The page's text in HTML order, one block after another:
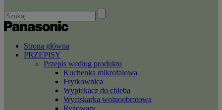
Strona główna
PRZEPISY
Przepis według produktu
Kuchenka mikrofalowa
Frytkownica
Wypiekacz do chleba
Wyciskarka wolnoobrotowa
Ryżowary